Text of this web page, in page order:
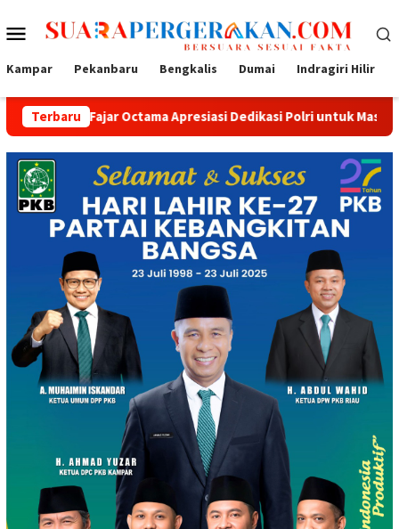
ke
Menu
Mobile
Kampar Pekanbaru Bengkalis Dumai Indragiri Hilir
Terbaru
Octama Apresiasi Dedikasi Polri untuk Masyarakat